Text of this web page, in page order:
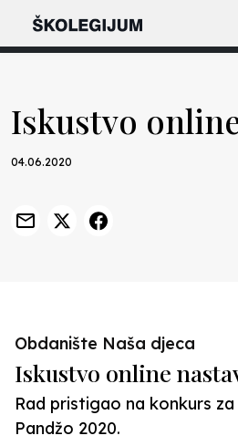
Iskustvo
04.06.2020
Obdanište Naša djeca
Iskustvo online
Rad pristigao na konkurs
Pandžo 2020.